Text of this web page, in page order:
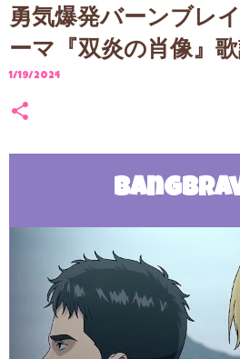
勇気爆発バーンブレ
ーマ『双炎の肖像』
1/19/2024